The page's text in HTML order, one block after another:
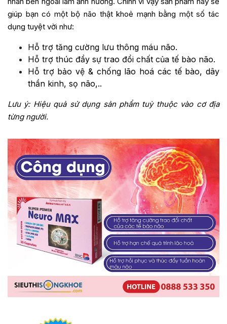
giúp bạn có một bộ não thật khoẻ mạnh bằng một số tác
dụng tuyệt vời như:
Hỗ trợ tăng cường lưu thông máu não.
Hỗ trợ thúc đẩy sự trao đổi chất của tế bào não.
Hỗ trợ bảo vệ & chống lão hoá các tế bào, dây
thần kinh, sọ não,..
Lưu ý: Hiệu quả sử dụng sản phẩm tuỳ thuộc vào cơ địa
từng người.